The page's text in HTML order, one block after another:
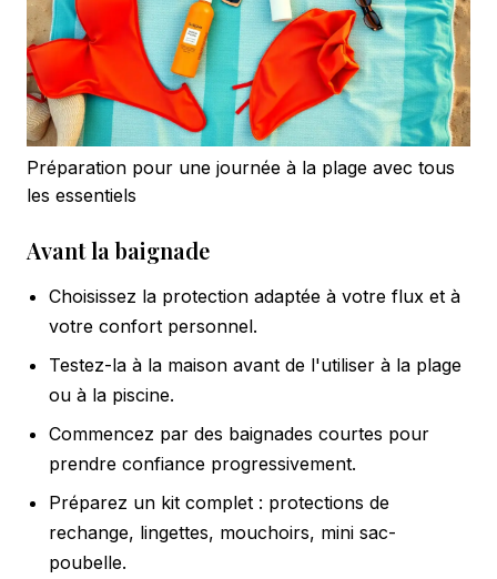
Préparation pour une journée à la plage avec tous
les essentiels
Avant la baignade
Choisissez la protection adaptée à votre flux et à
votre confort personnel.
Testez-la à la maison avant de l'utiliser à la plage
ou à la piscine.
Commencez par des baignades courtes pour
prendre confiance progressivement.
Préparez un kit complet : protections de
rechange, lingettes, mouchoirs, mini sac-
poubelle.